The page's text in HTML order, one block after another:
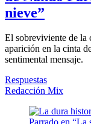
nieve”
El sobreviviente de la
aparición en la cinta
sentimental mensaje.
Respuestas
Redacción Mix